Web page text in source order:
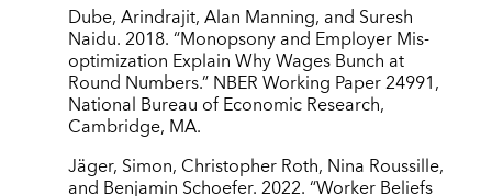
Dube, Arindrajit, Alan Manning, and Suresh
Naidu. 2018. “Monopsony and Employer Mis-
optimization Explain Why Wages Bunch at
Round Numbers.” NBER Working Paper 24991,
National Bureau of Economic Research,
Cambridge, MA.
Jäger, Simon, Christopher Roth, Nina Roussille,
and Benjamin Schoefer. 2022. “Worker Beliefs